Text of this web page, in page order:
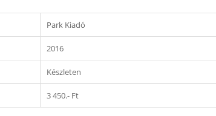
Park Kiadó
2016
Készleten
3 450.- Ft